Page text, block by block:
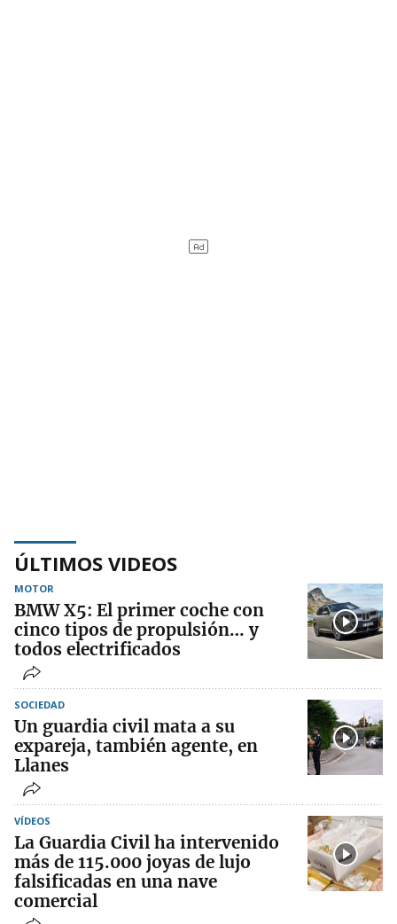
ÚLTIMOS VIDEOS
MOTOR
BMW X5: El primer coche con
cinco tipos de propulsión… y
todos electrificados
SOCIEDAD
Un guardia civil mata a su
expareja, también agente, en
Llanes
VÍDEOS
La Guardia Civil ha intervenido
más de 115.000 joyas de lujo
falsificadas en una nave
comercial